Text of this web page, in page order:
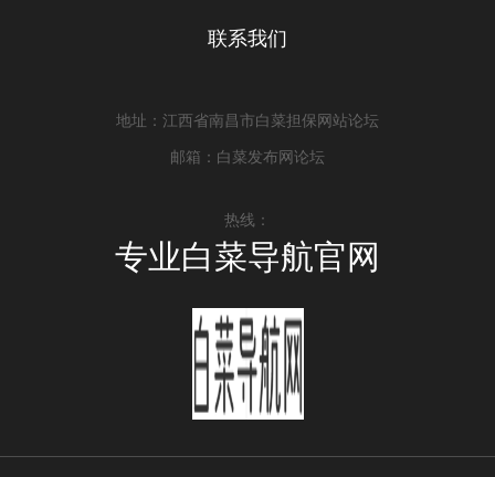
联系我们
地址：江西省南昌市白菜担保网站论坛
邮箱：白菜发布网论坛
热线：
专业白菜导航官网